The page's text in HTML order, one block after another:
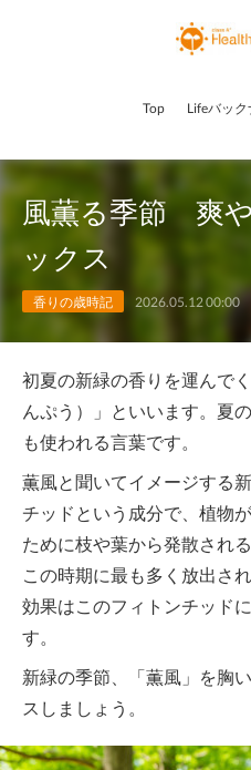
Top
風薫る季節 爽
ックス
香りの歳時記 2026.05.12 00:00
初夏の新緑の香りを運んで
んぷう）」といいます。夏
も使われる言葉です。
薫風と聞いてイメージする
チッドという成分で、植物
ために枝や葉から発散され
この時期に最も多く放出さ
効果はこのフィトンチッド
す。
新緑の季節、「薫風」を胸
スしましょう。